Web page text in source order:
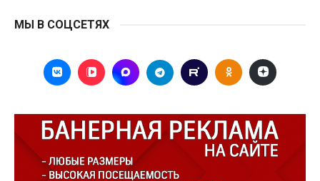
МЫ В СОЦСЕТЯХ